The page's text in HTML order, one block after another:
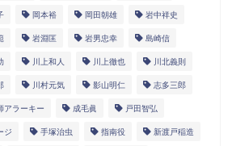
岡本裕 岡田朝雄 岩中祥史
岩淵匡 岩男忠幸 島崎信
川上和人 川上徹也 川北義則
川村元気 影山明仁 志多三郎
アラーキー 成毛眞 戸田智弘
ジ 手塚治虫 指南役 新渡戸稲造